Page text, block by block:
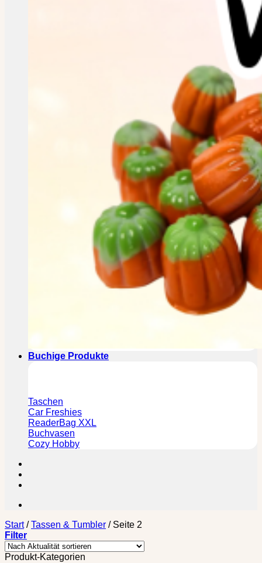
Buchige Produkte
Taschen
Car Freshies
ReaderBag XXL
Buchvasen
Cozy Hobby
Start / Tassen & Tumbler /Seite 2
Filter
Produkt-Kategorien